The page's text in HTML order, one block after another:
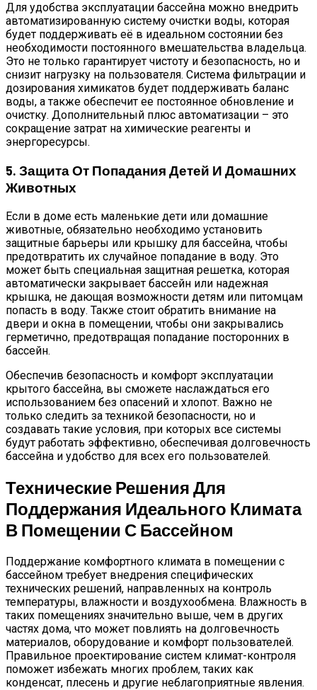
Для удобства эксплуатации бассейна можно внедрить
автоматизированную систему очистки воды, которая
будет поддерживать её в идеальном состоянии без
необходимости постоянного вмешательства владельца.
Это не только гарантирует чистоту и безопасность, но и
снизит нагрузку на пользователя. Система фильтрации и
дозирования химикатов будет поддерживать баланс
воды, а также обеспечит ее постоянное обновление и
очистку. Дополнительный плюс автоматизации – это
сокращение затрат на химические реагенты и
энергоресурсы.
5. Защита От Попадания Детей И Домашних
Животных
Если в доме есть маленькие дети или домашние
животные, обязательно необходимо установить
защитные барьеры или крышку для бассейна, чтобы
предотвратить их случайное попадание в воду. Это
может быть специальная защитная решетка, которая
автоматически закрывает бассейн или надежная
крышка, не дающая возможности детям или питомцам
попасть в воду. Также стоит обратить внимание на
двери и окна в помещении, чтобы они закрывались
герметично, предотвращая попадание посторонних в
бассейн.
Обеспечив безопасность и комфорт эксплуатации
крытого бассейна, вы сможете наслаждаться его
использованием без опасений и хлопот. Важно не
только следить за техникой безопасности, но и
создавать такие условия, при которых все системы
будут работать эффективно, обеспечивая долговечность
бассейна и удобство для всех его пользователей.
Технические Решения Для
Поддержания Идеального Климата
В Помещении С Бассейном
Поддержание комфортного климата в помещении с
бассейном требует внедрения специфических
технических решений, направленных на контроль
температуры, влажности и воздухообмена. Влажность в
таких помещениях значительно выше, чем в других
частях дома, что может повлиять на долговечность
материалов, оборудование и комфорт пользователей.
Правильное проектирование систем климат-контроля
поможет избежать многих проблем, таких как
конденсат, плесень и другие неблагоприятные явления.